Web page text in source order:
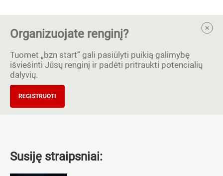
Organizuojate renginį?
Tuomet „bzn start” gali pasiūlyti puikią galimybę
išviešinti Jūsų renginį ir padėti pritraukti potencialių
dalyvių.
REGISTRUOTI
Susiję straipsniai: